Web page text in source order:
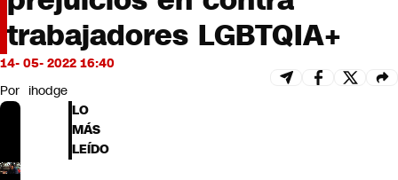
Futuro 360
Opinión
trabajadores LGBTQIA+
14- 05- 2022 16:40
Por ihodge
LO
MÁS
LEÍDO